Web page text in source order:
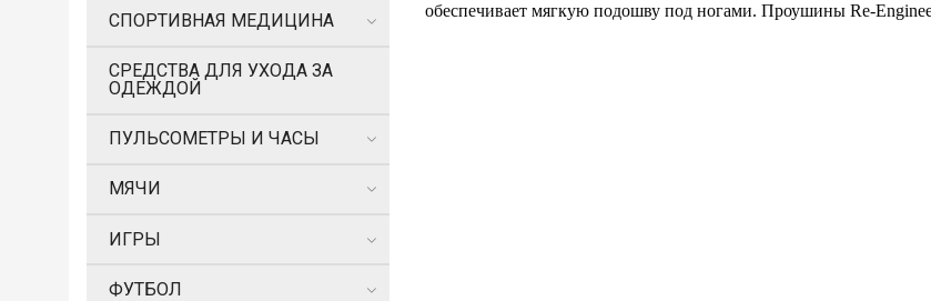
обеспечивает мягкую подошву под ногами. Проушины Re-
СПОРТИВНАЯ МЕДИЦИНА
СРЕДСТВА ДЛЯ УХОДА ЗА
ОДЕЖДОЙ
ПУЛЬСОМЕТРЫ И ЧАСЫ
МЯЧИ
ИГРЫ
ФУТБОЛ